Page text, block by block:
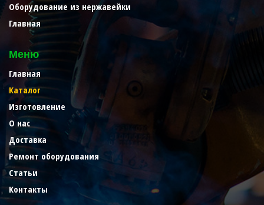
Оборудование из нержавейки
Главная
Меню
Главная
Каталог
Изготовление
О нас
Доставка
Ремонт оборудования
Статьи
Контакты